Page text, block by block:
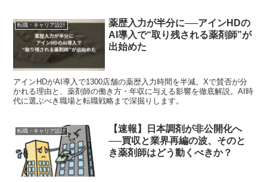
転職・キャリア設計
薬歴入力が半分に──アインHDの
AI導入で“取り残される薬剤師”が
出始めた
アインHDがAI導入で1300店舗の薬歴入力時間を半減。Xで賛否が分
かれる理由と、薬剤師の働き方・年収に与える影響を徹底解説。AI時
代に選ぶべき職場と転職戦略まで深掘りします。
転職・キャリア設計
【速報】日本調剤が非公開化へ
──買収と業界再編の波、そのと
き薬剤師はどう動くべきか？